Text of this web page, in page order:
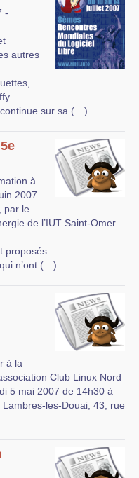
-
autres
sur sa (…)
à
2007
par le
de l’IUT Saint-Omer
proposés :
n’ont (…)
à la
Club Linux Nord
5 mai 2007 de 14h30 à
les-Douai, 43, rue